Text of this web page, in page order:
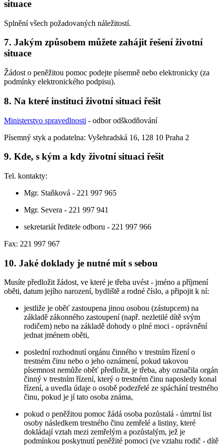
situace
Splnění všech požadovaných náležitostí.
7. Jakým způsobem můžete zahájit řešení životní
situace
Žádost o peněžitou pomoc podejte písemně nebo elektronicky (za
podmínky elektronického podpisu).
8. Na které instituci životní situaci řešit
Ministerstvo spravedlnosti - odbor odškodňování
Písemný styk a podatelna: Vyšehradská 16, 128 10 Praha 2
9. Kde, s kým a kdy životní situaci řešit
Tel. kontakty:
Mgr. Staňková - 221 997 965
Mgr. Severa - 221 997 941
sekretariát ředitele odboru - 221 997 966
Fax: 221 997 967
10. Jaké doklady je nutné mít s sebou
Musíte předložit žádost, ve které je třeba uvést - jméno a příjmení
oběti, datum jejího narození, bydliště a rodné číslo, a připojit k ní:
jestliže je oběť zastoupena jinou osobou (zástupcem) na
základě zákonného zastoupení (např. nezletilé dítě svým
rodičem) nebo na základě dohody o plné moci - oprávnění
jednat jménem oběti,
poslední rozhodnutí orgánu činného v trestním řízení o
trestném činu nebo o jeho oznámení, pokud takovou
písemnost nemůže oběť předložit, je třeba, aby označila orgán
činný v trestním řízení, který o trestném činu naposledy konal
řízení, a uvedla údaje o osobě podezřelé ze spáchání trestného
činu, pokud je jí tato osoba známa,
pokud o peněžitou pomoc žádá osoba pozůstalá - úmrtní list
osoby následkem trestného činu zemřelé a listiny, které
dokládají vztah mezi zemřelým a pozůstalým, jež je
podmínkou poskytnutí peněžité pomoci (ve vztahu rodič - dítě